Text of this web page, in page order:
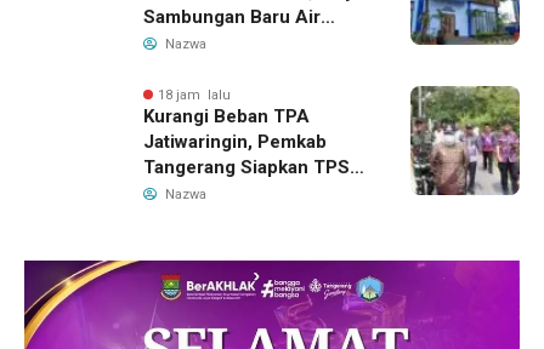
Sambungan Baru Air
Bersih Dipangkas Jadi
Nazwa
18 jam lalu
Kurangi Beban TPA
Jatiwaringin, Pemkab
Tangerang Siapkan TPS3R
Baru di Tigaraksa
Nazwa